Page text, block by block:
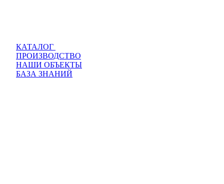
КАТАЛОГ
ПРОИЗВОДСТВО
НАШИ ОБЪЕКТЫ
БАЗА ЗНАНИЙ